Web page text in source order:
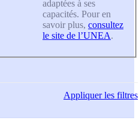
adaptées à ses
capacités. Pour en
savoir plus, consultez
le site de l’UNEA.
Appliquerles filtres